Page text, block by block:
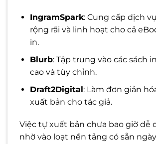
IngramSpark: Cung cấp dịch
rộng rãi và linh hoạt cho cả
in.
Blurb: Tập trung vào các sách
cao và tùy chỉnh.
Draft2Digital: Làm đơn giản
xuất bản cho tác giả.
Việc tự xuất bản chưa bao giờ dễ
nhờ vào loạt nền tảng có sẵn